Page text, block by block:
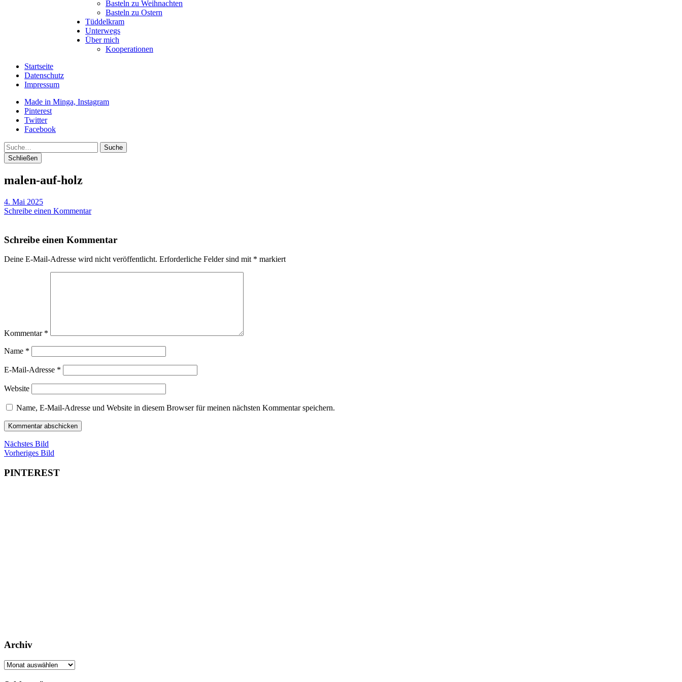
Basteln zu Weihnachten
Basteln zu Ostern
Tüddelkram
Unterwegs
Über mich
Kooperationen
Startseite
Datenschutz
Impressum
Made in Minga, Instagram
Pinterest
Twitter
Facebook
Suche
Schließen
malen-auf-holz
4. Mai 2025
Schreibe einen Kommentar
Schreibe einen Kommentar
Deine E-Mail-Adresse wird nicht veröffentlicht. Erforderliche Felder sind mit * markiert
Kommentar *
Name *
E-Mail-Adresse *
Website
Name, E-Mail-Adresse und Website in diesem Browser für meinen nächsten Kommentar speichern.
Nächstes Bild
Vorheriges Bild
PINTEREST
Archiv
Archiv